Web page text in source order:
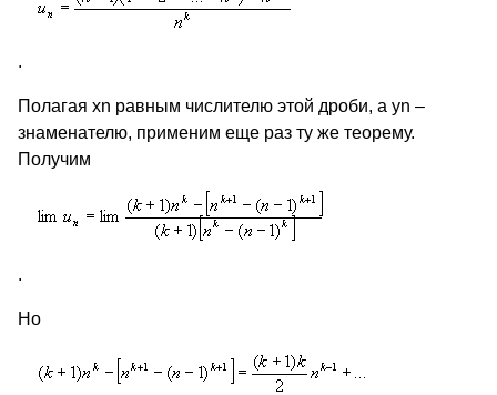
.
Полагая xn равным числителю этой дроби, а yn –
знаменателю, применим еще раз ту же теорему.
Получим
.
Но